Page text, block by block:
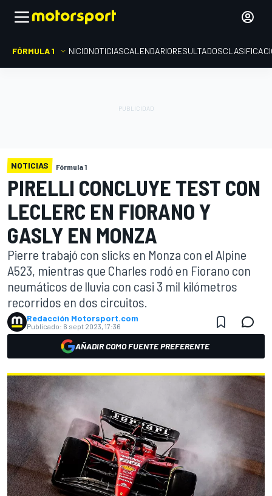
FÓRMULA 1 INICIONOTICIASCALENDARIORESULTADOS
NOTICIAS Fórmula 1
PIRELLI CONCLUYE TEST CON
LECLERC EN FIORANO Y
GASLY EN MONZA
Pierre trabajó con slicks en Monza con el Alpine
A523, mientras que Charles rodó en Fiorano con
neumáticos de lluvia con casi 3 mil kilómetros
recorridos en dos circuitos.
Redacción Motorsport.com
Publicado: 6 sept 2023, 17:36
AÑADIR COMO FUENTE PREFERENTE